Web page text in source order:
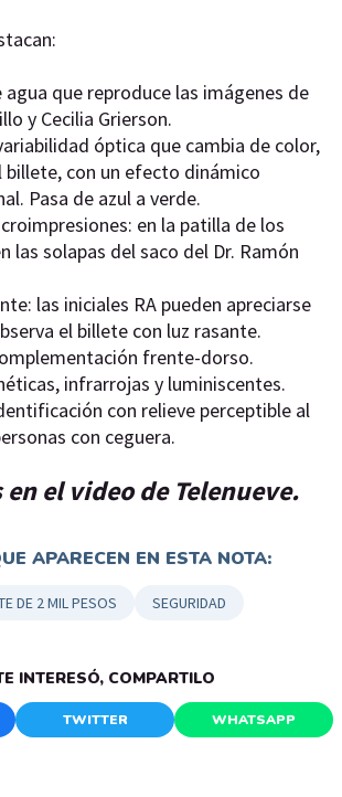
agua que reproduce las imágenes de
y Cecilia Grierson.
óptica que cambia de color,
billete, con un efecto dinámico
Pasa de azul a verde.
en la patilla de los
las solapas del saco del Dr. Ramón
las iniciales RA pueden apreciarse
el billete con luz rasante.
frente-dorso.
infrarrojas y luminiscentes.
con relieve perceptible al
con ceguera.
el video de Telenueve.
APARECEN EN ESTA NOTA:
DE 2 MIL PESOS SEGURIDAD
INTERESÓ, COMPARTILO
TWITTER WHATSAPP